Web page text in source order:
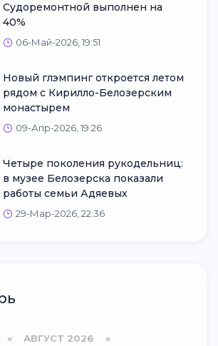
Судоремонтной выполнен на
40%
06-Май-2026, 19:51
Новый глэмпинг откроется летом
рядом с Кирилло-Белозерским
монастырем
09-Апр-2026, 19:26
Четыре поколения рукодельниц:
в музее Белозерска показали
работы семьи Адяевых
29-Мар-2026, 22:36
«АВГУСТ 2026 »